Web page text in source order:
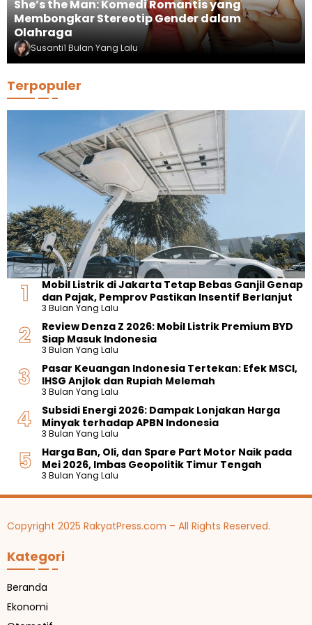
She’s the Man: Komedi Romantis yang
Membongkar Stereotip Gender dalam
Olahraga
Susanti1 Bulan Yang Lalu
Terpopuler
Mobil Listrik di Jakarta Tetap Bebas Ganjil Genap
dan Pajak, Pemprov Pastikan Insentif Berlanjut
3 Bulan Yang Lalu
Review Denza Z 2026: Mobil Listrik Premium BYD
Siap Masuk Indonesia
3 Bulan Yang Lalu
Pasar Keuangan Indonesia Tertekan: Efek MSCI,
IHSG Anjlok dan Rupiah Melemah
3 Bulan Yang Lalu
Subsidi Energi 2026: Dampak Lonjakan Harga
Minyak terhadap APBN Indonesia
3 Bulan Yang Lalu
Harga Ban, Oli, dan Spare Part Motor Naik pada
Mei 2026, Imbas Geopolitik Timur Tengah
3 Bulan Yang Lalu
Copyright 2025 RakyatPress.com – All Rights Reserved.
Kategori
Beranda
Ekonomi